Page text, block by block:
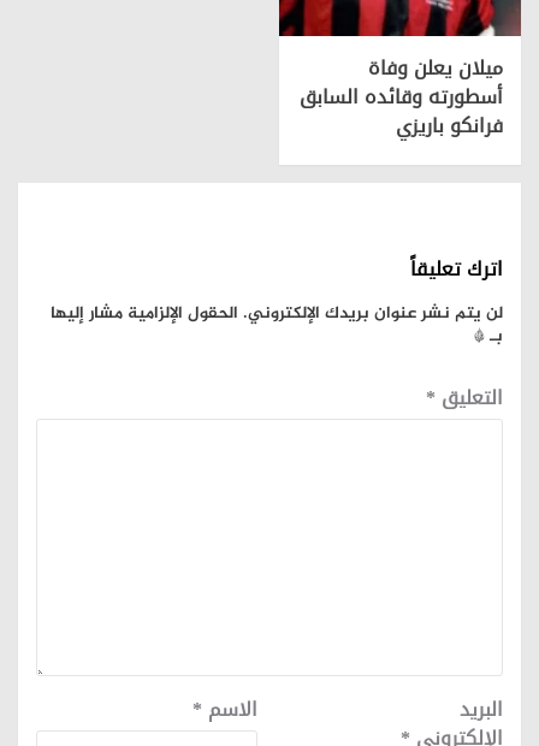
ميلان يعلن وفاة
أسطورته وقائده السابق
فرانكو باريزي
اترك تعليقاً
لن يتم نشر عنوان بريدك الإلكتروني. الحقول الإلزامية مشار إليها
بـ*
التعليق *
الاسم * البريد
الإلكتروني *